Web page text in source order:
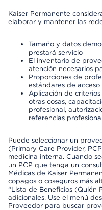
Kaiser Permanente
elaborar y mantener las
Tamaño y datos
prestará servicio
El inventario de
atención necesarios
Proporciones de
estándares de
Aplicación de
otras cosas,
profesional,
referencias
Puede seleccionar un
(Primary Care Provider,
medicina interna. Cuando
un PCP que tenga un
Médicas de Kaiser
copagos o coseguros más
“Lista de Beneficios (Quién
adicionales. Use el menú
Proveedor para buscar